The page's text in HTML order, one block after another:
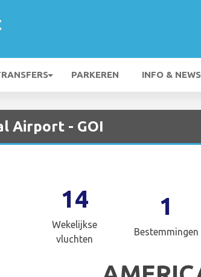
PARKEREN INFO & NEWS
Airport - GOI
14
Wekelijkse
vluchten
1
Bestemmingen